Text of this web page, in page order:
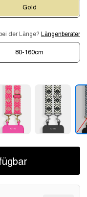
der Länge? Längenberater
80-160cm
Gold